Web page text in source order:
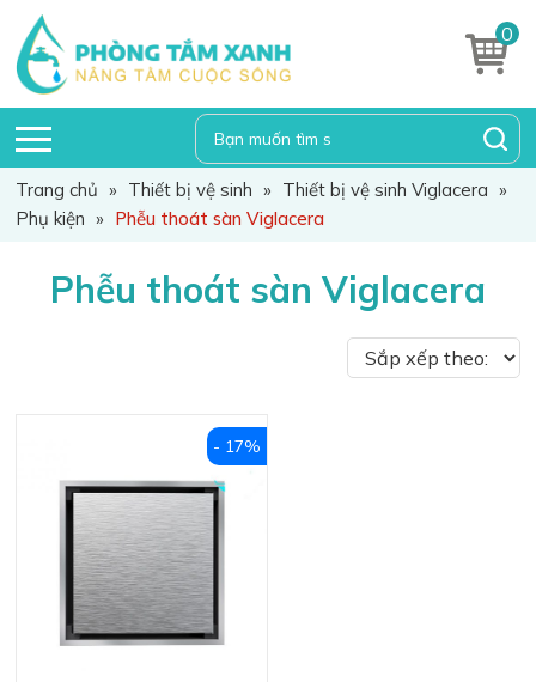
0
Trang chủ » Thiết bị vệ sinh » Thiết bị vệ sinh Viglacera »
Phụ kiện » Phễu thoát sàn Viglacera
Phễu thoát sàn Viglacera
- 17%